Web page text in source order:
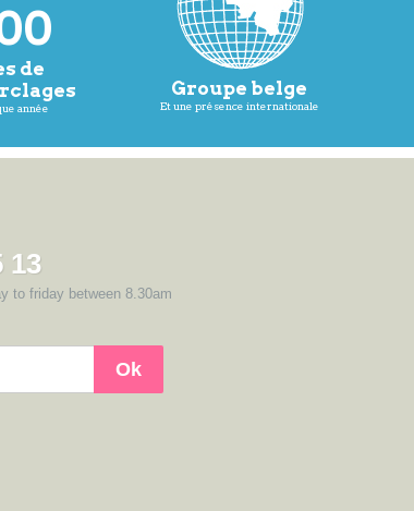
de
année
Groupe belge
Et une présence internationale
13
to friday between 8.30am
Ok